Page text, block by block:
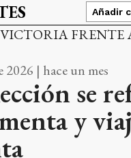
Añadir
FRENTE
2026 | hace un mes
se
y